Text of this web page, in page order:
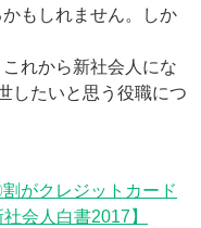
もしれません。しか
れから新社会人にな
したいと思う役職につ
がクレジットカード
会人白書2017】